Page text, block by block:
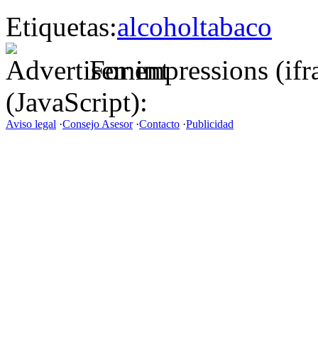
Etiquetas:alcoholtabaco
For impressions
(JavaScript):
Aviso legal ·Consejo Asesor·Contacto ·Publicidad